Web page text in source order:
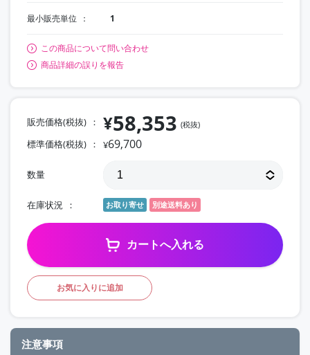
最小販売単位 1
この商品について問い合わせ
商品詳細の誤りを報告
販売価格(税抜) ¥58,353 (税抜)
標準価格(税抜) ¥69,700
数量
在庫状況 お取り寄せ 別途送料あり
カートへ入れる
お気に入りに追加
注意事項